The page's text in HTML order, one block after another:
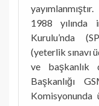
yayımlanmıştır.
1988 yılında
Kurulu’nda
(yeterlik sınavı
ve başkanlık
Başkanlığı
Komisyonunda